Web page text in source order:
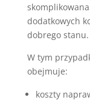
dodatkowych
dobrego stanu.
W tym
obejmuje:
koszty